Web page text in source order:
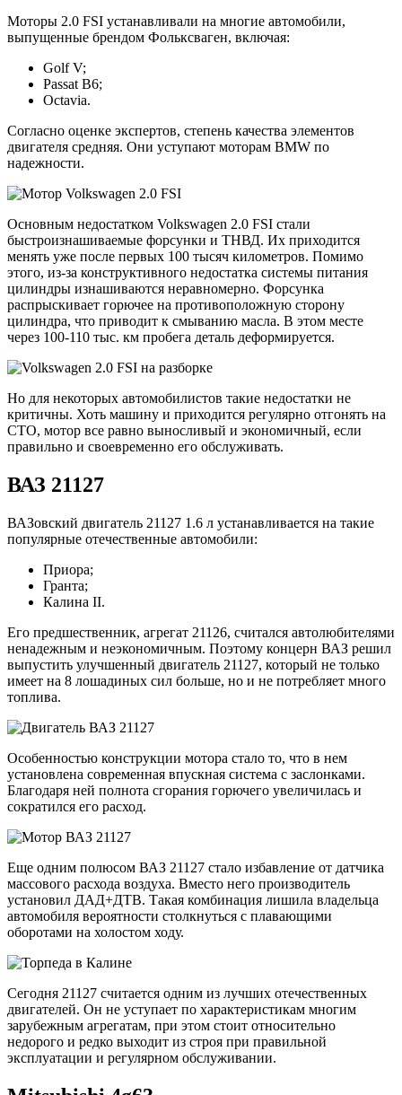
Моторы 2.0 FSI устанавливали на многие автомобили,
выпущенные брендом Фольксваген, включая:
Golf V;
Passat B6;
Octavia.
Согласно оценке экспертов, степень качества элементов
двигателя средняя. Они уступают моторам BMW по
надежности.
Основным недостатком Volkswagen 2.0 FSI стали
быстроизнашиваемые форсунки и ТНВД. Их приходится
менять уже после первых 100 тысяч километров. Помимо
этого, из-за конструктивного недостатка системы питания
цилиндры изнашиваются неравномерно. Форсунка
распрыскивает горючее на противоположную сторону
цилиндра, что приводит к смыванию масла. В этом месте
через 100-110 тыс. км пробега деталь деформируется.
Но для некоторых автомобилистов такие недостатки не
критичны. Хоть машину и приходится регулярно отгонять на
СТО, мотор все равно выносливый и экономичный, если
правильно и своевременно его обслуживать.
ВАЗ 21127
ВАЗовский двигатель 21127 1.6 л устанавливается на такие
популярные отечественные автомобили:
Приора;
Гранта;
Калина II.
Его предшественник, агрегат 21126, считался автолюбителями
ненадежным и неэкономичным. Поэтому концерн ВАЗ решил
выпустить улучшенный двигатель 21127, который не только
имеет на 8 лошадиных сил больше, но и не потребляет много
топлива.
Особенностью конструкции мотора стало то, что в нем
установлена современная впускная система с заслонками.
Благодаря ней полнота сгорания горючего увеличилась и
сократился его расход.
Еще одним полюсом ВАЗ 21127 стало избавление от датчика
массового расхода воздуха. Вместо него производитель
установил ДАД+ДТВ. Такая комбинация лишила владельца
автомобиля вероятности столкнуться с плавающими
оборотами на холостом ходу.
Сегодня 21127 считается одним из лучших отечественных
двигателей. Он не уступает по характеристикам многим
зарубежным агрегатам, при этом стоит относительно
недорого и редко выходит из строя при правильной
эксплуатации и регулярном обслуживании.